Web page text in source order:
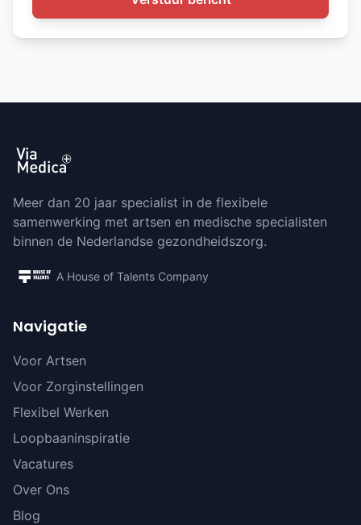
Meer dan 20 jaar specialist in de flexibele
samenwerking met artsen en medische specialisten
binnen de Nederlandse gezondheidszorg.
A House of Talents Company
Navigatie
Voor Artsen
Voor Zorginstellingen
Flexibel Werken
Loopbaaninspiratie
Vacatures
Over Ons
Blog